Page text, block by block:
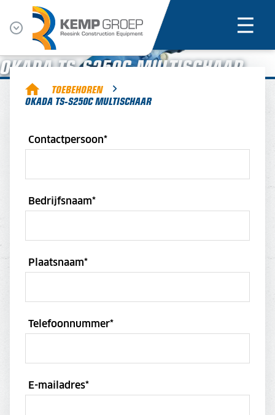
OKADA TS-S250C MULTISCHAAR
TOEBEHOREN
OKADA TS-S250C MULTISCHAAR
Contactpersoon*
Bedrijfsnaam*
Plaatsnaam*
Telefoonnummer*
E-mailadres*